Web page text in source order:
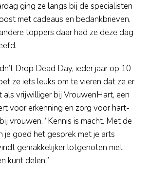
ging ze langs bij de specialisten
met cadeaus en bedankbrieven.
toppers daar had ze deze dag
Drop Dead Day, ieder jaar op 10
ze iets leuks om te vieren dat ze er
als vrijwilliger bij VrouwenHart, een
voor erkenning en zorg voor hart-
vrouwen. “Kennis is macht. Met de
je goed het gesprek met je arts
gemakkelijker lotgenoten met
kunt delen.”